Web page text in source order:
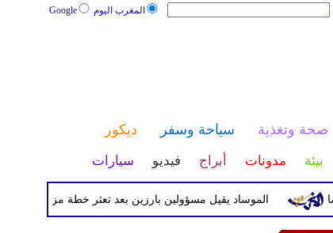
المغرب اليوم Google
صحة وتغذية سياحة وسفر ديكور
بيئة مدونات أبراج فيديو سيارات
الموساد يقيل مسؤولين بارزين بعد تعثر خطة مزعومة لتغيير